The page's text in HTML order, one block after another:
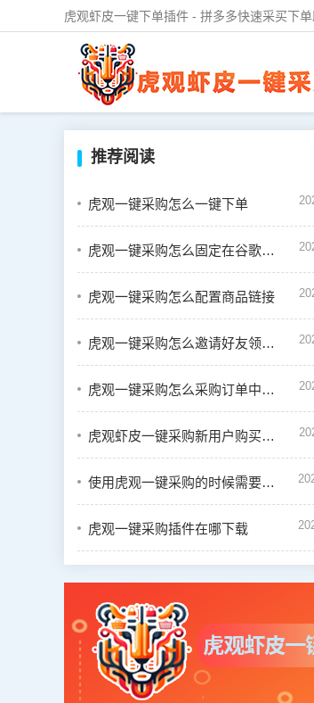
虎观虾皮一键下单插件 - 拼多多快速采买下
推荐阅读
虎观一键采购怎么一键下单
虎观一键采购怎么固定在谷歌浏览器的插件栏中
虎观一键采购怎么配置商品链接
虎观一键采购怎么邀请好友领取奖励
虎观一键采购怎么采购订单中的商品
虎观虾皮一键采购新用户购买会员教程
使用虎观一键采购的时候需要绑定虾皮店铺吗
虎观一键采购插件在哪下载